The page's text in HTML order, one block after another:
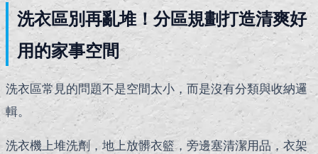
洗衣區別再亂堆！分區規劃打造清爽好
用的家事空間
洗衣區常見的問題不是空間太小，而是沒有分類與收納邏
輯。
洗衣機上堆洗劑，地上放髒衣籃，旁邊塞清潔用品，衣架